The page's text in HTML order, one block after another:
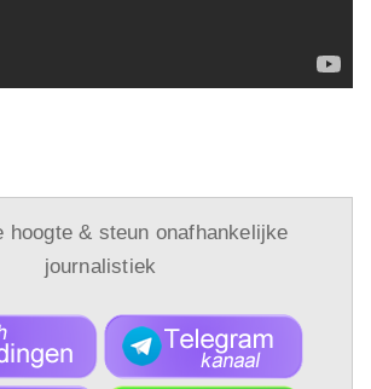
hoogte & steun onafhankelijke
journalistiek